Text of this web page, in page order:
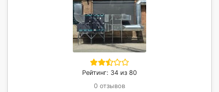
Рейтинг: 34 из 80
0 отзывов